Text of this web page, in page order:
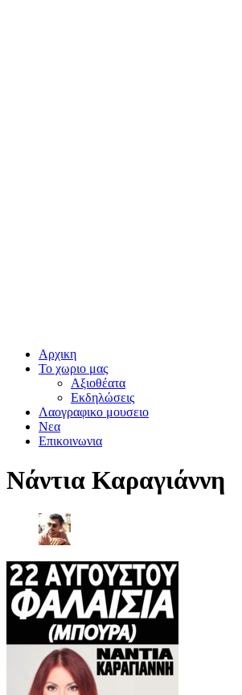
Αρχικη
Το χωριο μας
Αξιοθέατα
Εκδηλώσεις
Λαογραφικο μουσειο
Νεα
Επικοινωνια
Νάντια Καραγιάννη